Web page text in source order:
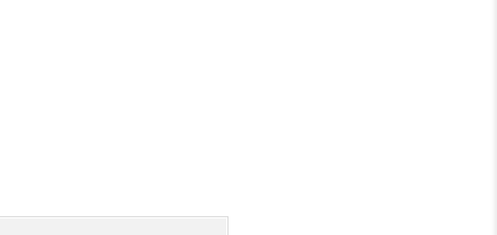
DER DEBATTENKULTUR IN DIESEN LAND